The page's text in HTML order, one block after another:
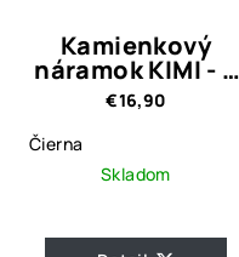
Kamienkový
náramok KIMI - 3
farebné varianty
€16,90
Čierna
Skladom